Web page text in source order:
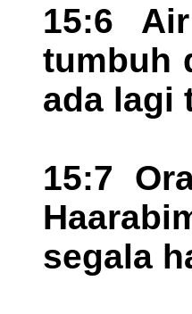
15:6
tumbuh
ada lagi
15:7
segala